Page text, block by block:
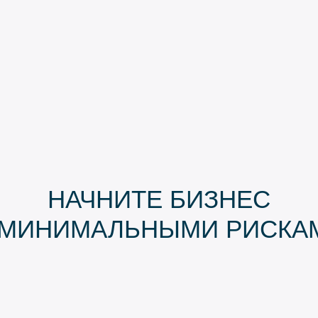
НАЧНИТЕ БИЗНЕС